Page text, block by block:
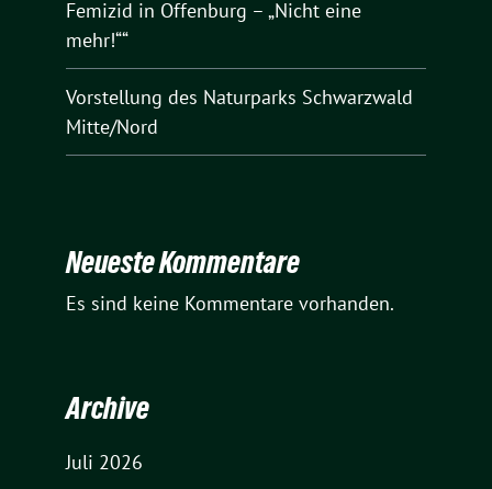
Femizid in Offenburg – „Nicht eine
mehr!““
Vorstellung des Naturparks Schwarzwald
Mitte/Nord
Neueste Kommentare
Es sind keine Kommentare vorhanden.
Archive
Juli 2026